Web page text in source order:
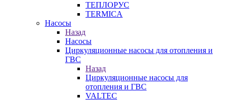
ТЕПЛОРУС
TERMICA
Насосы
Назад
Насосы
Циркуляционные насосы для отопления и
ГВС
Назад
Циркуляционные насосы для
отопления и ГВС
VALTEC